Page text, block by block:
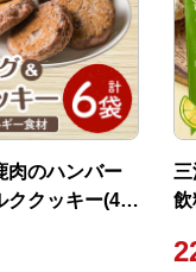
肉のハンバー
ククッキー(4
ク 鹿肉 ハンバ
飲